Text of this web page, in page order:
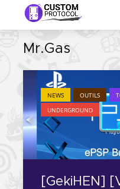
Mr.Gas
NEWS OUTILS
UNDERGROUND
[GekiHEN]